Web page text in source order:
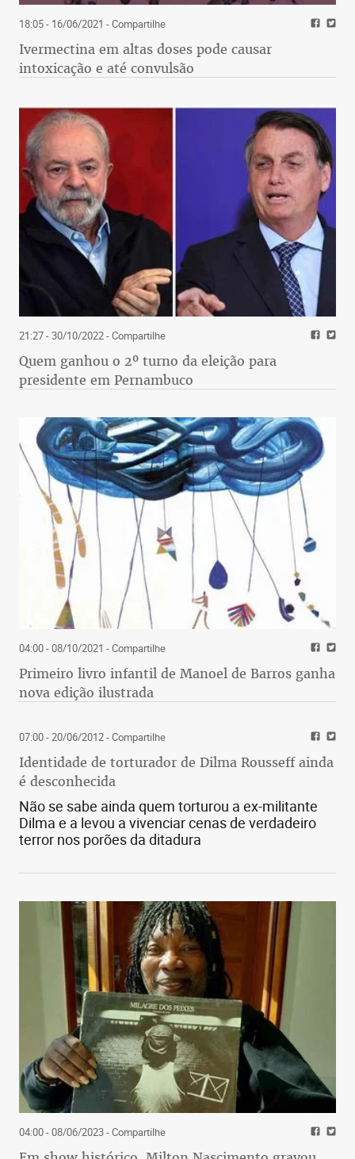
18:05 - 16/06/2021 - Compartilhe
Ivermectina em altas doses pode causar
intoxicação e até convulsão
21:27 - 30/10/2022- Compartilhe
Quem ganhou o 2º turno da eleição para
presidente em Pernambuco
04:00 - 08/10/2021 - Compartilhe
Primeiro livro infantil de Manoel de Barros ganha
nova edição ilustrada
07:00 - 20/06/2012- Compartilhe
Identidade de torturador de Dilma Rousseff ainda
é desconhecida
Não se sabe ainda quem torturou a ex-militante
Dilma e a levou a vivenciar cenas de verdadeiro
terror nos porões da ditadura
04:00 - 08/06/2023- Compartilhe